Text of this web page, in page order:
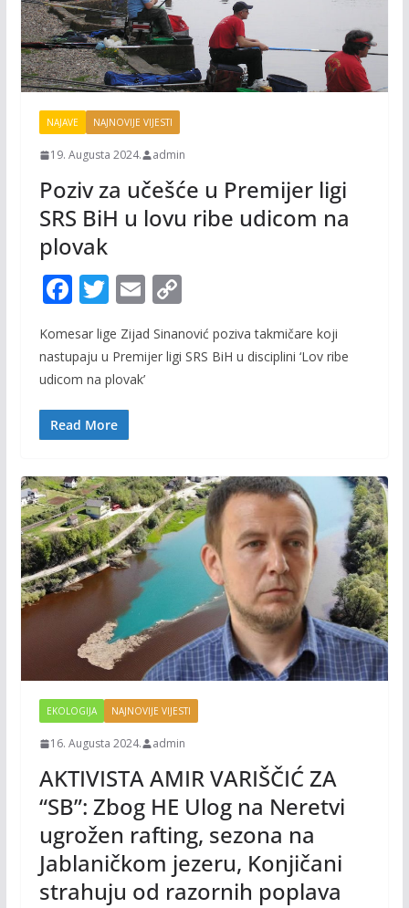
NAJAVE NAJNOVIJE VIJESTI
19. Augusta 2024. admin
Poziv za učešće u Premijer ligi
SRS BiH u lovu ribe udicom na
plovak
F
ac
e
b
o
o
T
itt
er
E
m
ai
l
C
p
Komesar lige Zijad Sinanović poziva takmičare koji
nastupaju u Premijer ligi SRS BiH u disciplini ‘Lov ribe
udicom na plovak’
Read More
EKOLOGIJA NAJNOVIJE VIJESTI
16. Augusta 2024. admin
AKTIVISTA AMIR VARIŠČIĆ ZA
“SB”: Zbog HE Ulog na Neretvi
ugrožen rafting, sezona na
Jablaničkom jezeru, Konjičani
strahuju od razornih poplava